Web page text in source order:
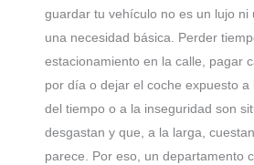
guardar tu vehículo no es un lujo ni
una necesidad básica. Perder
estacionamiento en la calle, pagar
por día o dejar el coche expuesto a
del tiempo o a la inseguridad son
desgastan y que, a la larga,
parece. Por eso, un departamento